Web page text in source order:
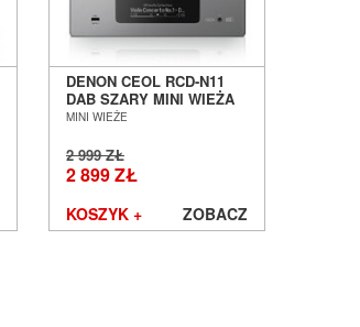
DENON CEOL RCD-N11
DAB SZARY MINI WIEŻA
SALON AUDIO POZNAŃ
OD RĘKI ---
MINI WIEŻE
2 999 ZŁ
2 899 ZŁ
KOSZYK + ZOBACZ